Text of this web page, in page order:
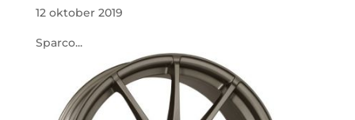
12 oktober 2019
Sparco...